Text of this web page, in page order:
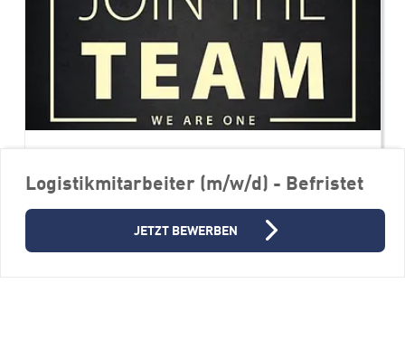
Logistikmitarbeiter (m/w/d) - Befristet
JETZT BEWERBEN
Sachbearbeiter für den
telefonischen Beratungsservice -
Direktvertrieb Frankreich (m/w/d)